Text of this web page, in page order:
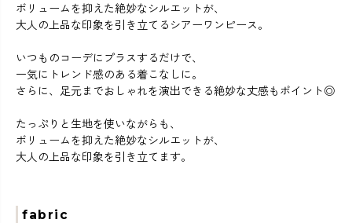
ボリュームを抑えた絶妙なシルエットが、
大人の上品な印象を引き立てるシアーワンピース。
いつものコーデにプラスするだけで、
一気にトレンド感のある着こなしに。
さらに、足元までおしゃれを演出できる絶妙な丈感もポイント◎
たっぷりと生地を使いながらも、
ボリュームを抑えた絶妙なシルエットが、
大人の上品な印象を引き立てます。
fabric